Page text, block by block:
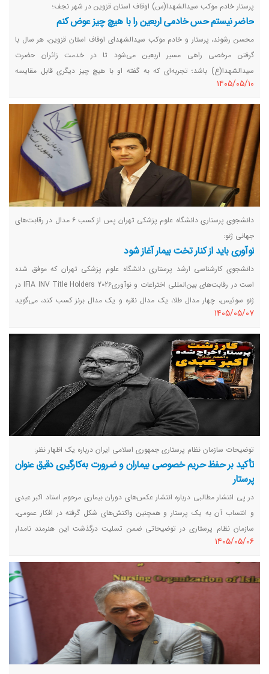
پرستار خادم موکب سیدالشهدا(س) اوقاف استان قزوین در شهر نجف؛
حاضر نیستم حس خادمی اربعین را با هیچ چیز عوض کنم
محسن رشوند، پرستار و خادم موکب سیدالشهدای اوقاف استان قزوین، هر سال با
گرفتن مرخصی راهی مسیر اربعین می‌شود تا در خدمت زائران حضرت
سیدالشهدا(ع) باشد؛ تجربه‌ای که به گفته او با هیچ چیز دیگری قابل مقایسه
نیست.
١٤٠٥/٠٥/١٠
دانشجوی پرستاری دانشگاه علوم پزشکی تهران پس از کسب ۶ مدال در رقابت‌های
جهانی ژنو:
نوآوری باید از کنار تخت بیمار آغاز شود
دانشجوی کارشناسی ارشد پرستاری دانشگاه علوم پزشکی تهران که موفق شده
است در رقابت‌های بین‌المللی اختراعات و نوآوریIFIA INV Title Holders 2026 در
ژنو سوئیس، چهار مدال طلا، یک مدال نقره و یک مدال برنز کسب کند، می‌گوید
نوآوری در حوزه سلامت زمانی ارزشمند است که پاسخی برای نیازهای واقعی
بیماران و نظام درمان باشد.
١٤٠٥/٠٥/٠٧
توضیحات سازمان نظام پرستاری جمهوری اسلامی ایران درباره یک اظهار نظر:
تأکید بر حفظ حریم خصوصی بیماران و ضرورت به‌کارگیری دقیق عنوان
پرستار
در پی انتشار مطالبی درباره انتشار عکس‌های دوران بیماری مرحوم استاد اکبر عبدی
و انتساب آن به یک پرستار و همچنین واکنش‌های شکل گرفته در افکار عمومی،
سازمان نظام پرستاری در توضیحاتی ضمن تسلیت درگذشت این هنرمند نامدار
کشورمان، با تاکید بر لزوم حفظ حریم خصوصی، صیانت از کرامت انسانی و
محرمانگی اطلاعات بیماران، خواستار به‌کارگیری دقیق عنوان پرستار در اظهارنظرها و
واکنش‌ها شد.
١٤٠٥/٠٥/٠٦